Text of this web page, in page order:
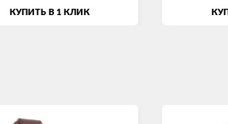
КУПИТЬ В 1 КЛИК